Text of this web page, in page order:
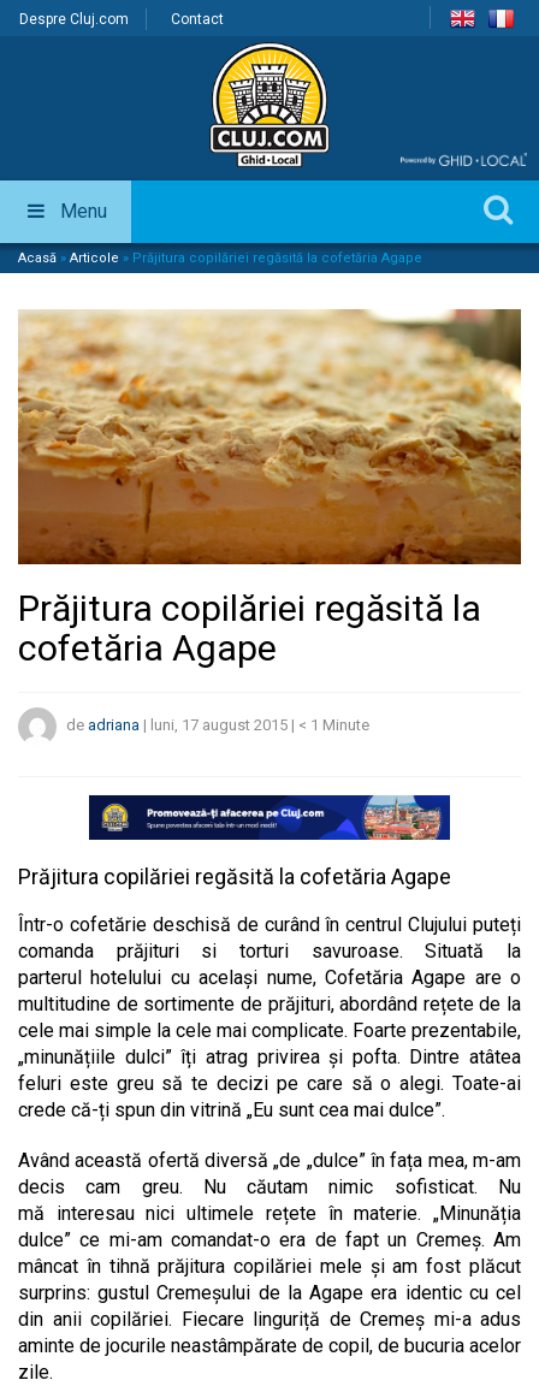
Despre Cluj.com Contact
Menu
Acasă » Articole » Prăjitura copilăriei regăsită la cofetăria Agape
Prăjitura copilăriei regăsită la
cofetăria Agape
de adriana | luni, 17 august 2015 | < 1 Minute
Prăjitura copilăriei regăsită la cofetăria Agape
Într-o cofetărie deschisă de curând în centrul Clujului puteți
comanda prăjituri si torturi savuroase. Situată la
parterul hotelului cu același nume, Cofetăria Agape are o
multitudine de sortimente de prăjituri, abordând rețete de la
cele mai simple la cele mai complicate. Foarte prezentabile,
„minunățiile dulci” îți atrag privirea și pofta. Dintre atâtea
feluri este greu să te decizi pe care să o alegi. Toate-ai
crede că-ți spun din vitrină „Eu sunt cea mai dulce”.
Având această ofertă diversă „de „dulce” în fața mea, m-am
decis cam greu. Nu căutam nimic sofisticat. Nu
mă interesau nici ultimele rețete în materie. „Minunăția
dulce” ce mi-am comandat-o era de fapt un Cremeș. Am
mâncat în tihnă prăjitura copilăriei mele și am fost plăcut
surprins: gustul Cremeșului de la Agape era identic cu cel
din anii copilăriei. Fiecare linguriță de Cremeș mi-a adus
aminte de jocurile neastâmpărate de copil, de bucuria acelor
zile.